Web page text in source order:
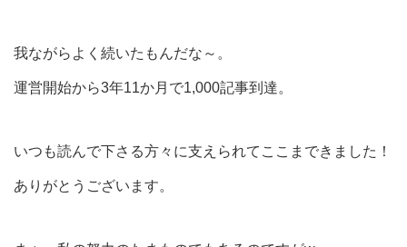
我ながらよく続いたもんだな～。
運営開始から3年11か月で1,000記事到達。
いつも読んで下さる方々に支えられてここまできました！
ありがとうございます。